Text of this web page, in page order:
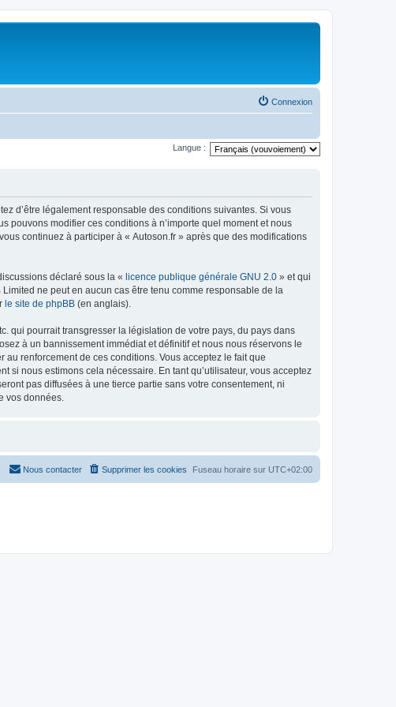
Connexion
Langue :
d’être légalement responsable des conditions suivantes. Si vous
pouvons modifier ces conditions à n’importe quel moment et nous
continuez à participer à « Autoson.fr » après que des modifications
déclaré sous la « licence publique générale GNU 2.0 » et qui
ne peut en aucun cas être tenu comme responsable de la
le site de phpBB (en anglais).
qui pourrait transgresser la législation de votre pays, du pays dans
à un bannissement immédiat et définitif et nous nous réservons le
au renforcement de ces conditions. Vous acceptez le fait que
si nous estimons cela nécessaire. En tant qu’utilisateur, vous acceptez
pas diffusées à une tierce partie sans votre consentement, ni
vos données.
Fuseau horaire sur UTC+02:00
Supprimer les cookies
Nous contacter